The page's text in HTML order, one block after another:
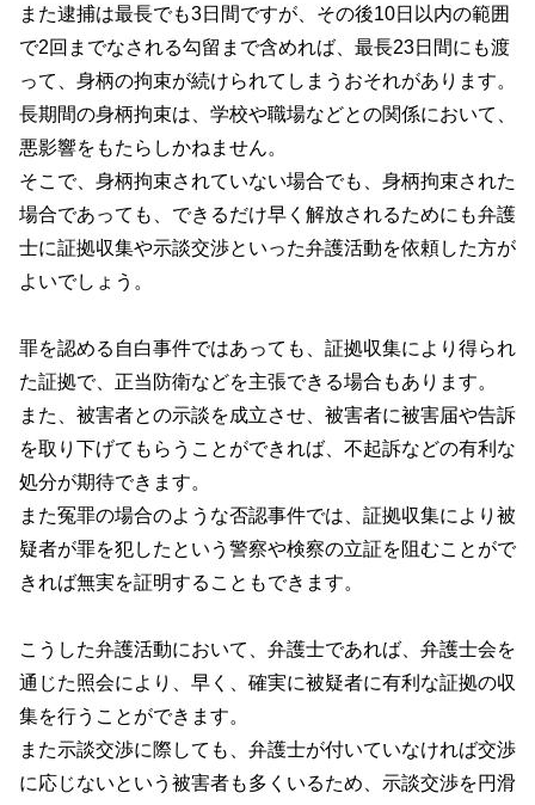
また逮捕は最長でも3日間ですが、その後10日以内の範囲
で2回までなされる勾留まで含めれば、最長23日間にも渡
って、身柄の拘束が続けられてしまうおそれがあります。
長期間の身柄拘束は、学校や職場などとの関係において、
悪影響をもたらしかねません。
そこで、身柄拘束されていない場合でも、身柄拘束された
場合であっても、できるだけ早く解放されるためにも弁護
士に証拠収集や示談交渉といった弁護活動を依頼した方が
よいでしょう。
罪を認める自白事件ではあっても、証拠収集により得られ
た証拠で、正当防衛などを主張できる場合もあります。
また、被害者との示談を成立させ、被害者に被害届や告訴
を取り下げてもらうことができれば、不起訴などの有利な
処分が期待できます。
また冤罪の場合のような否認事件では、証拠収集により被
疑者が罪を犯したという警察や検察の立証を阻むことがで
きれば無実を証明することもできます。
こうした弁護活動において、弁護士であれば、弁護士会を
通じた照会により、早く、確実に被疑者に有利な証拠の収
集を行うことができます。
また示談交渉に際しても、弁護士が付いていなければ交渉
に応じないという被害者も多くいるため、示談交渉を円滑